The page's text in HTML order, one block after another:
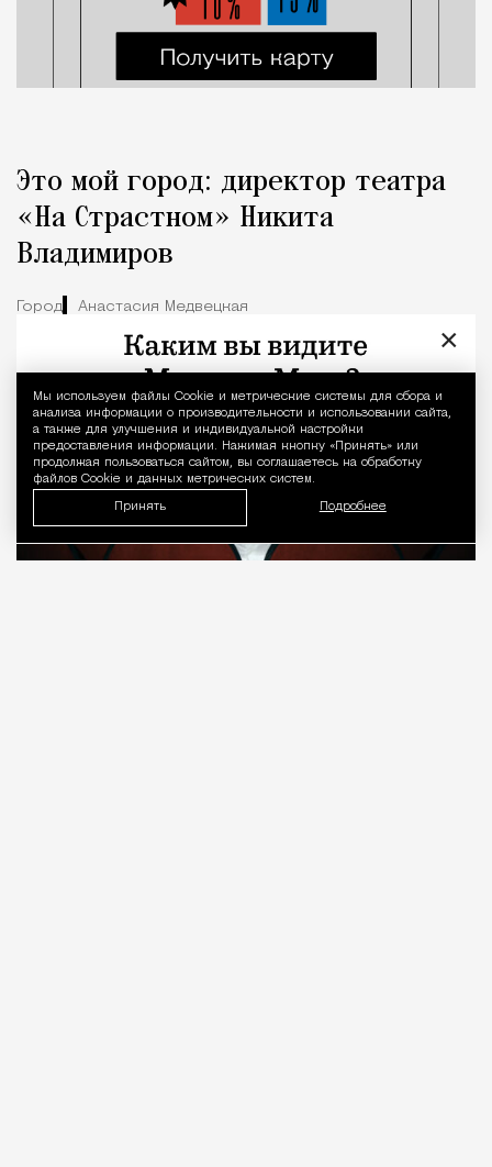
Уведомление
Мы используем файлы Сookie и метрические системы для сбора и
анализа информации о производительности и использовании сайта,
а также для улучшения и индивидуальной настройки
предоставления информации. Нажимая кнопку «Принять» или
продолжая пользоваться сайтом, вы соглашаетесь на обработку
файлов Cookie и данных метрических систем.
Принять Подробнее
Это мой город: директор театра
«На Страстном» Никита
Владимиров
Город Анастасия Медвецкая
×